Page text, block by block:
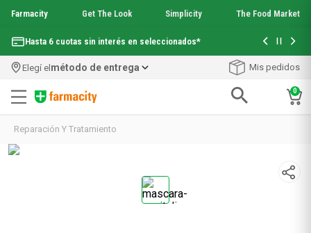
Farmacity Get The Look Simplicity The Food Market
Hasta 6 cuotas sin interés en seleccionados*
Con tu
¡Envío
Elegí elmétodo de entrega Mis pedidos
0
Reparación Y Tratamiento
2.